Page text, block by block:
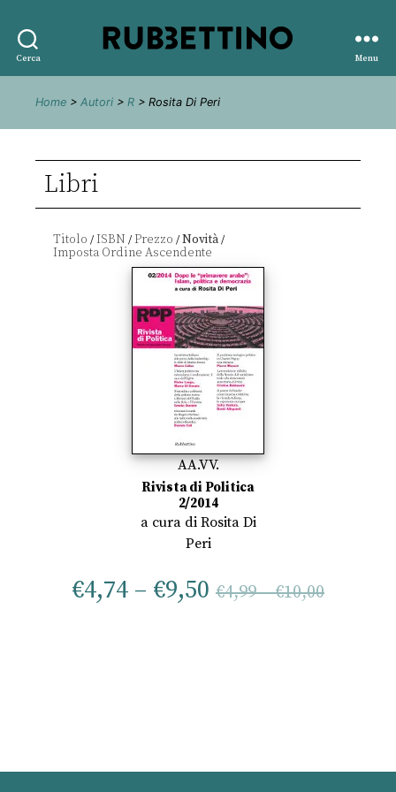
Cerca
editore
Menu
Home > Autori > R > Rosita Di Peri
Libri
Titolo /ISBN /Prezzo /Novità/
AA.VV.
Rivista di Politica
2/2014
a cura di Rosita Di
Peri
€4,74 – €9,50 €4,99–€10,00